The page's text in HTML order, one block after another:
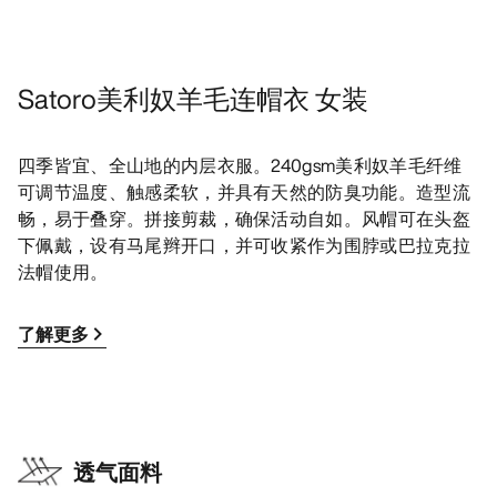
Satoro美利奴羊毛连帽衣 女装
四季皆宜、全山地的内层衣服。240gsm美利奴羊毛纤维
可调节温度、触感柔软，并具有天然的防臭功能。造型流
畅，易于叠穿。拼接剪裁，确保活动自如。风帽可在头盔
下佩戴，设有马尾辫开口，并可收紧作为围脖或巴拉克拉
法帽使用。
了解更多
透气面料